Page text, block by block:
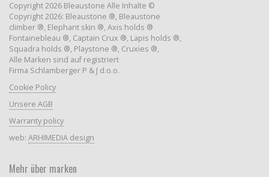
Copyright 2026 Bleaustone Alle Inhalte ©
Copyright 2026: Bleaustone ®, Bleaustone
climber ®, Elephant skin ®, Axis holds ®
Fontainebleau ®, Captain Crux ®, Lapis holds ®,
Squadra holds ®, Playstone ®, Cruxies ®,
Alle Marken sind auf registriert
Firma Schlamberger P & J d.o.o.
Cookie Policy
Unsere AGB
Warranty policy
web: ARHIMEDIA design
Mehr über marken